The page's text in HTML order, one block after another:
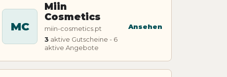
MC
Miin
Cosmetics
miin-cosmetics.pt
3 aktive Gutscheine - 6
aktive Angebote
Ansehen